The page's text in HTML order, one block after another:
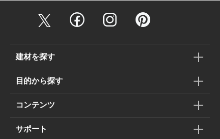
建材を探す
目的から探す
コンテンツ
サポート